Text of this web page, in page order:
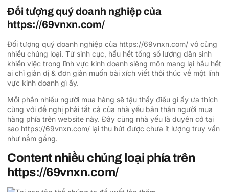
Đối tượng quý doanh nghiệp của
https://69vnxn.com/
Đối tượng quý doanh nghiệp của https://69vnxn.com/ vô cùng
nhiều chủng loại. Từ sinh cục, hầu hết tổng số lượng dân sinh
khiến việc trong lĩnh vực kinh doanh siêng môn mang lại hầu hết
ai chỉ giản dị & đơn giản muốn bài xích viết thôi thúc về một lĩnh
vực kinh doanh gì ấy.
Mỗi phần nhiều người mua hàng sẽ tậu thấy điều gì ấy ưa thích
cùng với đề nghị phải tất cả của nhà yếu bản thân người mua
hàng phía trên website này. Đây cũng nhà yếu là duyên cớ tại
sao https://69vnxn.com/ lại thu hút được chưa ít lượng truy vấn
như nắm gắng.
Content nhiều chủng loại phía trên
https://69vnxn.com/